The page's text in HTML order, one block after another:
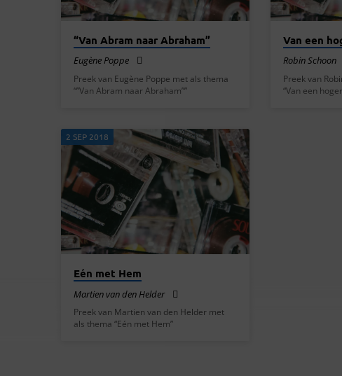
2018
“Van Abram naar Abraham”
Eugène Poppe
Preek van Eugène Poppe met als thema
“”Van Abram naar Abraham””
Van een
Robin Schoon
Preek van
“Van een
2 SEP 2018
Eén met Hem
Martien van den Helder
Preek van Martien van den Helder met
als thema “Eén met Hem”